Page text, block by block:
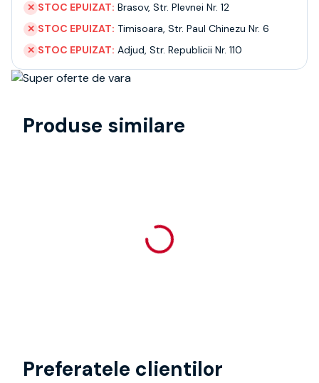
✕ STOC EPUIZAT: Brasov, Str. Plevnei Nr. 12
✕ STOC EPUIZAT: Timisoara, Str. Paul Chinezu Nr. 6
✕ STOC EPUIZAT: Adjud, Str. Republicii Nr. 110
Produse similare
Preferatele clientilor